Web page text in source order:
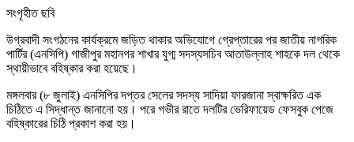
সংগৃহীত ছবি
উগ্রবাদী সংগঠনের কার্যক্রমে জড়িত থাকার অভিযোগে গ্রেপ্তারের পর জাতীয় নাগরিক
পার্টির (এনসিপি) গাজীপুর মহানগর শাখার যুগ্ম সদস্যসচিব আতাউল্লাহ শাহকে দল থেকে
স্থায়ীভাবে বহিষ্কার করা হয়েছে।
মঙ্গলবার (৮ জুলাই) এনসিপির দপ্তর সেলের সদস্য সাদিয়া ফারজানা স্বাক্ষরিত এক
চিঠিতে এ সিদ্ধান্ত জানানো হয়। পরে গভীর রাতে দলটির ভেরিফায়েড ফেসবুক পেজে
বহিষ্কারের চিঠি প্রকাশ করা হয়।